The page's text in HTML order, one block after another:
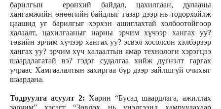
барилгын ерөнхий байдал, цахилгаан, дулааны
хангамжийн өнөөгийн байдлыг газар дээр нь тодорхойлж
цаашид уг барилгыг хэрхэн ашиглахтай холбоотойгоор
халаалт, цахилгааныг нарны эрчим хүчээр хангах уу?
төвийн эрчим хүчээр хангах уу? эсвэл хосолсон хэлбэрээр
хангах уу? эрчим хүч халаалтын ямар технологи хэрэгцээ
шаардлагатай вэ? гэдэг судалгаа хийж дүгнэлт гаргах
учраас Хамгаалалтын захиргаа бүр дээр зайлшгүй очихыг
шаардана.
Тодруулга асуулт 2: Харин “Бусад шаардлага, ажиллах
зарчим” хэсэгт “Зөвлөх нь үнэлгээнд хамруулахаар